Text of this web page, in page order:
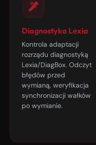
Diagnostyka Lexia
Kontrola adaptacji
rozrządu diagnostyką
Lexia/DiagBox. Odczyt
błędów przed
wymianą, weryfikacja
synchronizacji wałków
po wymianie.